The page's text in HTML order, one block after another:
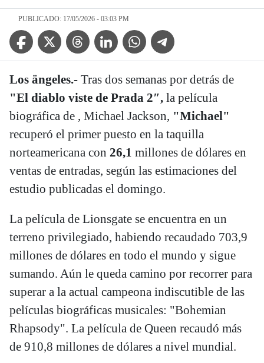
PUBLICADO: 17/05/2026 - 03:03 PM
Facebook IconTwitter IconThreads IconLinkedin IconWhatsApp IconTelegram Icon
Los ängeles.- Tras dos semanas por detrás de
"El diablo viste de Prada 2″, la película
biográfica de , Michael Jackson, "Michael"
recuperó el primer puesto en la taquilla
norteamericana con 26,1 millones de dólares en
ventas de entradas, según las estimaciones del
estudio publicadas el domingo.
La película de Lionsgate se encuentra en un
terreno privilegiado, habiendo recaudado 703,9
millones de dólares en todo el mundo y sigue
sumando. Aún le queda camino por recorrer para
superar a la actual campeona indiscutible de las
películas biográficas musicales: "Bohemian
Rhapsody". La película de Queen recaudó más
de 910,8 millones de dólares a nivel mundial.